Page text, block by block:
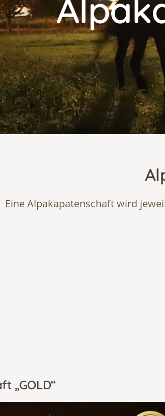
Eine Alpakapatenschaft wird
„GOLD“